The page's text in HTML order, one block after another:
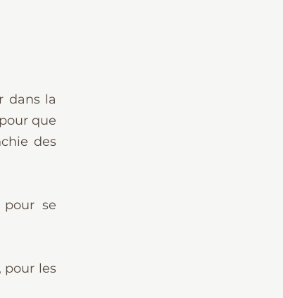
dans la
que
des
pour se
pour les